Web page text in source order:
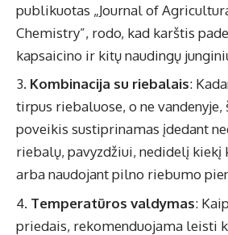
publikuotas „Journal of
Chemistry”, rodo, kad karštis
kapsaicino ir kitų naudingų
Kombinacija su riebalais:
tirpus riebaluose, o ne vandenyje,
poveikis sustiprinamas įdedant
riebalų, pavyzdžiui, nedidelį kiekį
arba naudojant pilno riebumo
Temperatūros valdymas:
priedais, rekomenduojama leisti